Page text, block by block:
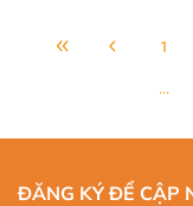
1
...
ĐĂNG KÝ ĐỂ CẬP